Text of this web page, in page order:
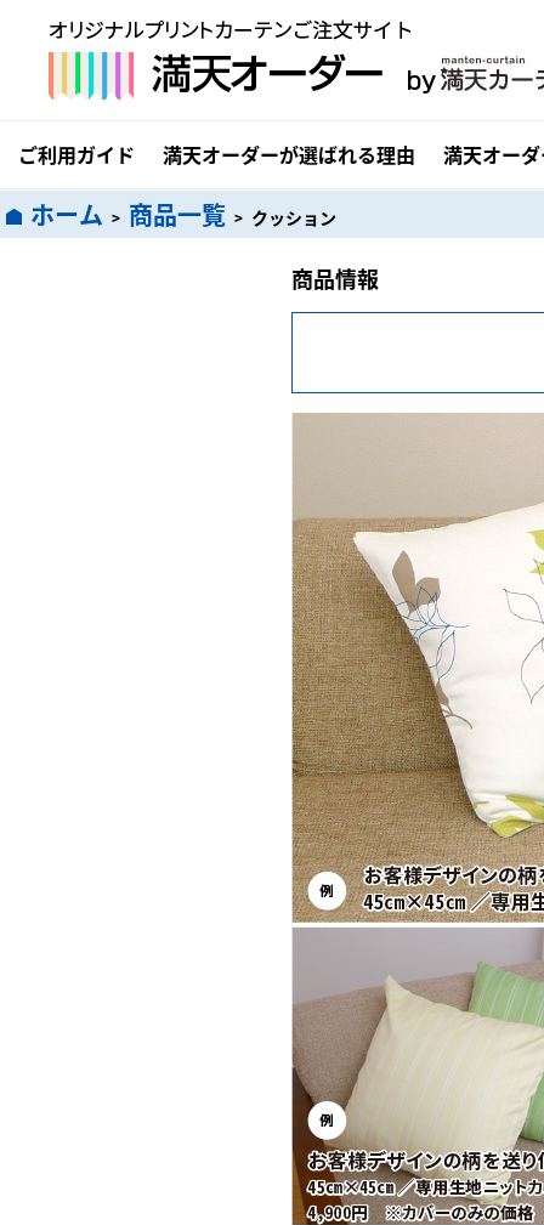
ご利用ガイド 満天オーダーが選ばれる理由 満天オー
ホーム > 商品一覧> クッション
商品情報